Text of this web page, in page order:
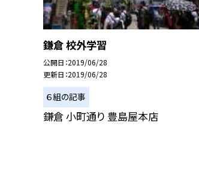
鎌倉 校外学習
公開日 2019/06/28
更新日 2019/06/28
６組の記事
鎌倉 小町通り 豊島屋本店